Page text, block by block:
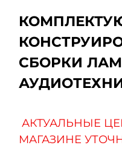
СБОРКИ
АКТУАЛЬНЫЕ
МАГАЗИНЕ